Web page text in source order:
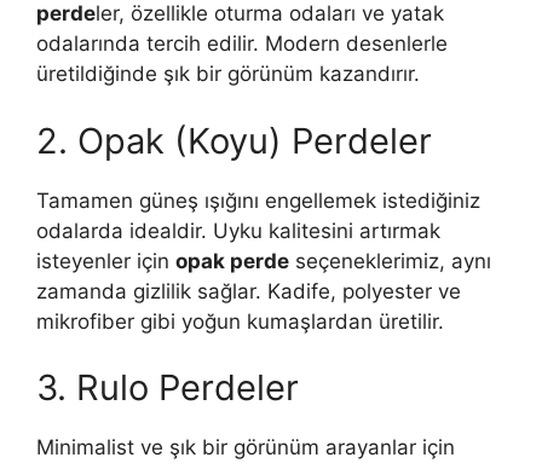
perdeler, özellikle oturma odaları ve yatak
odalarında tercih edilir. Modern desenlerle
üretildiğinde şık bir görünüm kazandırır.
2. Opak (Koyu) Perdeler
Tamamen güneş ışığını engellemek istediğiniz
odalarda idealdir. Uyku kalitesini artırmak
isteyenler için opak perde seçeneklerimiz, aynı
zamanda gizlilik sağlar. Kadife, polyester ve
mikrofiber gibi yoğun kumaşlardan üretilir.
3. Rulo Perdeler
Minimalist ve şık bir görünüm arayanlar için